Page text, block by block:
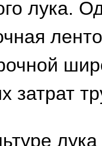
лука.
затрат